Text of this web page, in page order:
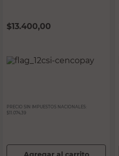
$13.400,00
PRECIO SIN IMPUESTOS NACIONALES:
$11.074,39